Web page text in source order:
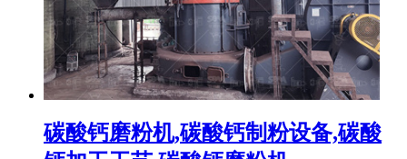
碳酸钙磨粉机,碳酸钙制粉设备,碳酸